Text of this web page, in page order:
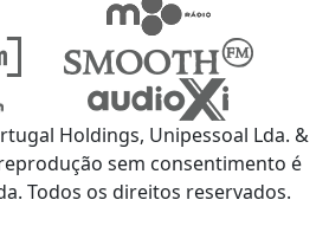
Holdings, Unipessoal Lda. &
sem consentimento é
Todos os direitos reservados.